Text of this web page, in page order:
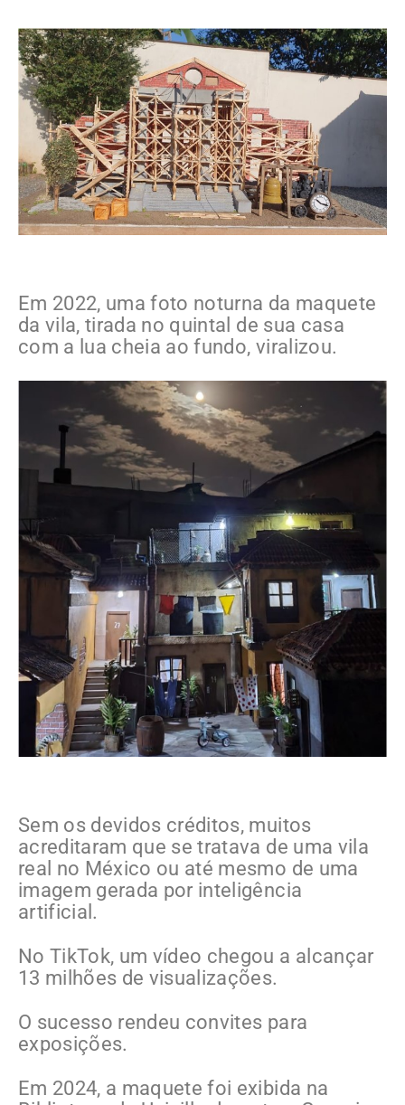
Em 2022, uma foto noturna da maquete
da vila, tirada no quintal de sua casa
com a lua cheia ao fundo, viralizou.
Sem os devidos créditos, muitos
acreditaram que se tratava de uma vila
real no México ou até mesmo de uma
imagem gerada por inteligência
artificial.
No TikTok, um vídeo chegou a alcançar
13 milhões de visualizações.
O sucesso rendeu convites para
exposições.
Em 2024, a maquete foi exibida na